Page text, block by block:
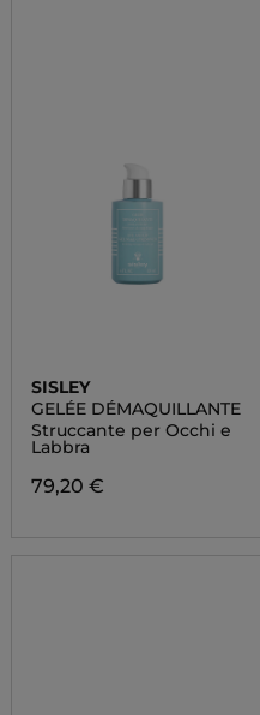
SISLEY
GELÉE DÉMAQUILLANTE
Struccante per Occhi e
Labbra
79,20 €